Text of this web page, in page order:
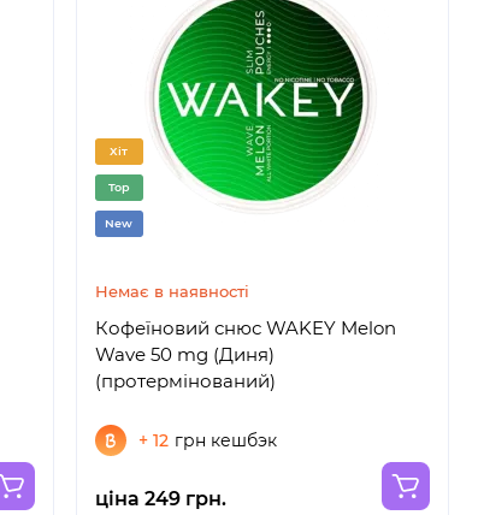
Хіт
Top
New
Немає в наявності
Кофеїновий снюс WAKEY Melon
Wave 50 mg (Диня)
(протермінований)
+ 12 грн кешбэк
ціна 249 грн.